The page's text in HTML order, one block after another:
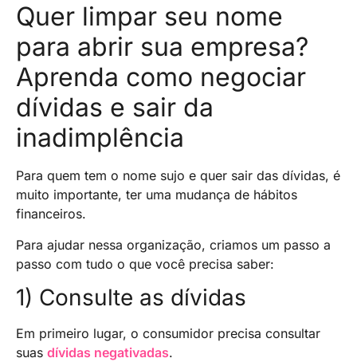
Quer limpar seu nome
para abrir sua empresa?
Aprenda como negociar
dívidas e sair da
inadimplência
Para quem tem o nome sujo e quer sair das dívidas, é
muito importante, ter uma mudança de hábitos
financeiros.
Para ajudar nessa organização, criamos um passo a
passo com tudo o que você precisa saber:
1) Consulte as dívidas
Em primeiro lugar, o consumidor precisa consultar
suas dívidas negativadas.